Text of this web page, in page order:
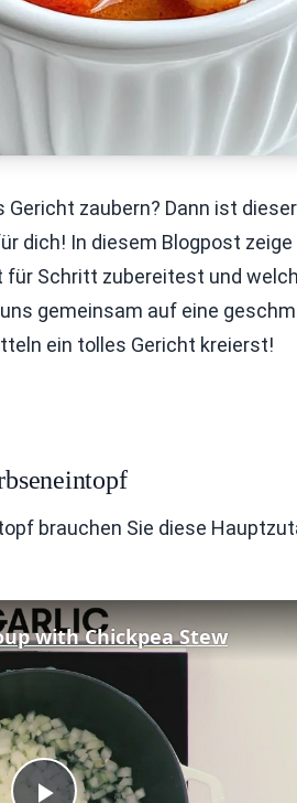
zaubern? Dann ist
dich! In diesem Blogpost
Schritt zubereitest und
gemeinsam auf eine
ein tolles Gericht kreierst!
brauchen Sie diese
with Chickpea Stew